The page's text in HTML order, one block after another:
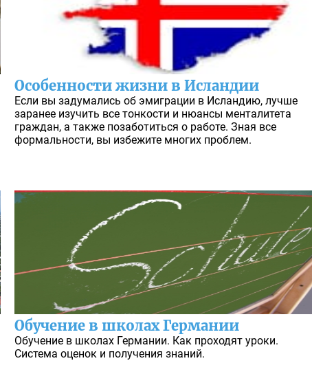
Особенности жизни в Исландии
Если вы задумались об эмиграции в Исландию, лучше
заранее изучить все тонкости и нюансы менталитета
граждан, а также позаботиться о работе. Зная все
формальности, вы избежите многих проблем.
Обучение в школах Германии
Обучение в школах Германии. Как проходят уроки.
Система оценок и получения знаний.